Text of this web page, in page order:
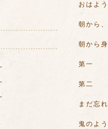
おはよ
朝から
朝から
第一
第二
まだ忘
鬼のよ